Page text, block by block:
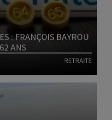
: FRANÇOIS BAYROU
ANS
RETRAITE